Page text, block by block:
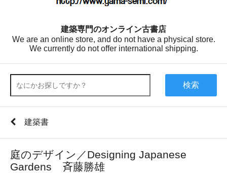
建築専門のオンライン古書店
We are an online store, and do not have a physical store.
We currently do not offer international shipping.
検索
建築書
庭のデザイン／Designing Japanese
Gardens 斉藤勝雄